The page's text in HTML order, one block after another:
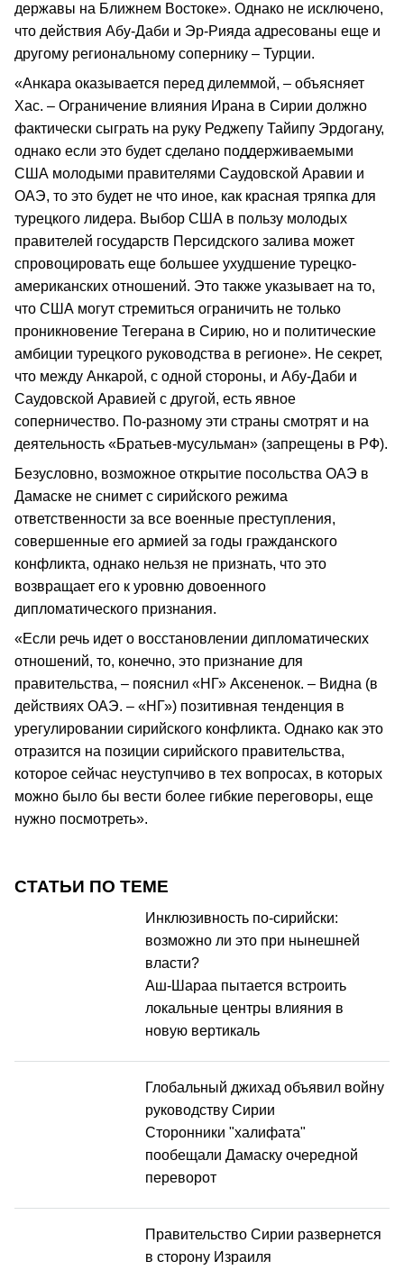
державы на Ближнем Востоке». Однако не исключено,
что действия Абу-Даби и Эр-Рияда адресованы еще и
другому региональному сопернику – Турции.
«Анкара оказывается перед дилеммой, – объясняет
Хас. – Ограничение влияния Ирана в Сирии должно
фактически сыграть на руку Реджепу Тайипу Эрдогану,
однако если это будет сделано поддерживаемыми
США молодыми правителями Саудовской Аравии и
ОАЭ, то это будет не что иное, как красная тряпка для
турецкого лидера. Выбор США в пользу молодых
правителей государств Персидского залива может
спровоцировать еще большее ухудшение турецко-
американских отношений. Это также указывает на то,
что США могут стремиться ограничить не только
проникновение Тегерана в Сирию, но и политические
амбиции турецкого руководства в регионе». Не секрет,
что между Анкарой, с одной стороны, и Абу-Даби и
Саудовской Аравией с другой, есть явное
соперничество. По-разному эти страны смотрят и на
деятельность «Братьев-мусульман» (запрещены в РФ).
Безусловно, возможное открытие посольства ОАЭ в
Дамаске не снимет с сирийского режима
ответственности за все военные преступления,
совершенные его армией за годы гражданского
конфликта, однако нельзя не признать, что это
возвращает его к уровню довоенного
дипломатического признания.
«Если речь идет о восстановлении дипломатических
отношений, то, конечно, это признание для
правительства, – пояснил «НГ» Аксененок. – Видна (в
действиях ОАЭ. – «НГ») позитивная тенденция в
урегулировании сирийского конфликта. Однако как это
отразится на позиции сирийского правительства,
которое сейчас неуступчиво в тех вопросах, в которых
можно было бы вести более гибкие переговоры, еще
нужно посмотреть».
СТАТЬИ ПО ТЕМЕ
Инклюзивность по-сирийски:
возможно ли это при нынешней
власти?
Аш-Шараа пытается встроить
локальные центры влияния в
новую вертикаль
Глобальный джихад объявил войну
руководству Сирии
Сторонники "халифата"
пообещали Дамаску очередной
переворот
Правительство Сирии развернется
в сторону Израиля